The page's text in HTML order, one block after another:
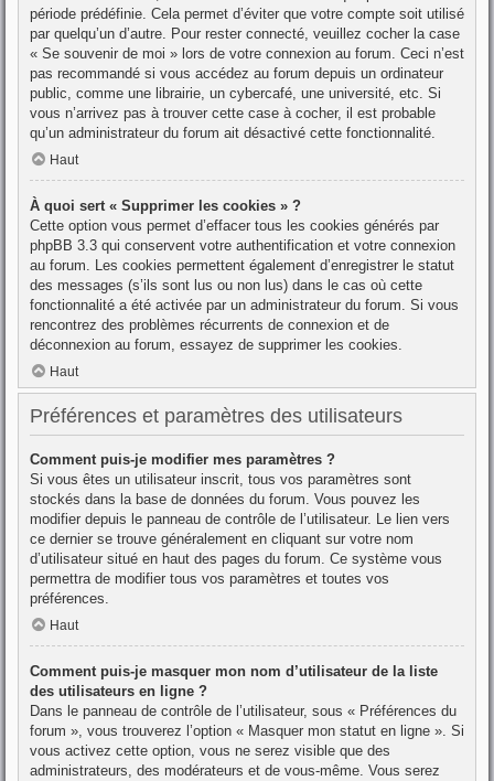
période prédéfinie. Cela permet d’éviter que votre compte soit utilisé
par quelqu’un d’autre. Pour rester connecté, veuillez cocher la case
« Se souvenir de moi » lors de votre connexion au forum. Ceci n’est
pas recommandé si vous accédez au forum depuis un ordinateur
public, comme une librairie, un cybercafé, une université, etc. Si
vous n’arrivez pas à trouver cette case à cocher, il est probable
qu’un administrateur du forum ait désactivé cette fonctionnalité.
Haut
À quoi sert « Supprimer les cookies » ?
Cette option vous permet d’effacer tous les cookies générés par
phpBB 3.3 qui conservent votre authentification et votre connexion
au forum. Les cookies permettent également d’enregistrer le statut
des messages (s’ils sont lus ou non lus) dans le cas où cette
fonctionnalité a été activée par un administrateur du forum. Si vous
rencontrez des problèmes récurrents de connexion et de
déconnexion au forum, essayez de supprimer les cookies.
Haut
Préférences et paramètres des utilisateurs
Comment puis-je modifier mes paramètres ?
Si vous êtes un utilisateur inscrit, tous vos paramètres sont
stockés dans la base de données du forum. Vous pouvez les
modifier depuis le panneau de contrôle de l’utilisateur. Le lien vers
ce dernier se trouve généralement en cliquant sur votre nom
d’utilisateur situé en haut des pages du forum. Ce système vous
permettra de modifier tous vos paramètres et toutes vos
préférences.
Haut
Comment puis-je masquer mon nom d’utilisateur de la liste
des utilisateurs en ligne ?
Dans le panneau de contrôle de l’utilisateur, sous « Préférences du
forum », vous trouverez l’option « Masquer mon statut en ligne ». Si
vous activez cette option, vous ne serez visible que des
administrateurs, des modérateurs et de vous-même. Vous serez